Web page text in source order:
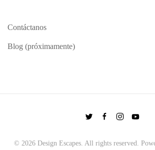
Contáctanos
Blog (próximamente)
© 2026 Design Escapes. All rights reserved.